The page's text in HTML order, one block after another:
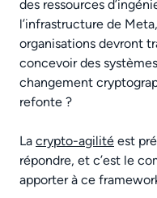
des ressources
l’infrastructure de
organisations devront
concevoir des
changement
refonte ?
La crypto-agilité est
répondre, et c’est le
apporter à ce